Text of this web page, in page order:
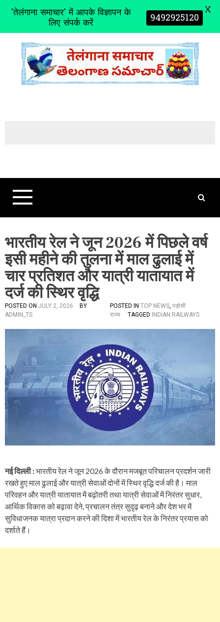
t
भारतीय रेल ने जून 2026 में पिछले वर्ष
इसी महीने की तुलना में माल ढुलाई में
चार प्रतिशत और यात्री यातायात में
दर्ज की स्थिर वृद्धि
POSTED ON JULY 2, 2026
BY
ADMIN_TS
POSTED IN TOP NEWS, पड़ोसी
राज्य
TAGGED INDIAN RAILWAYS
नई दिल्ली :भारतीय रेल ने जून 2026 के दौरान मजबूत परिचालन प्रदर्शन जारी
रखते हुए माल ढुलाई और यात्री सेवाओं दोनों में स्थिर वृद्धि दर्ज की है। माल
परिवहन और यात्री यातायात में बढ़ोतरी तथा यात्री सेवाओं में निरंतर सुधार,
आर्थिक विकास को बढ़ावा देने, प्रचालन तंत्र सुदृढ़ बनाने और देश भर में
सुविधाजनक यात्रा प्रदान करने की दिशा में भारतीय रेल के निरंतर प्रयास को
दर्शाते हैं।
'तेलंगाना समाचार' में आपके विज्ञापन के
लिए संपर्क करें 9492925120 X